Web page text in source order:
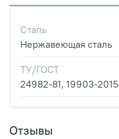
Сталь
Нержавеющая сталь
ТУ/ГОСТ
24982-81, 19903-2015
Отзывы